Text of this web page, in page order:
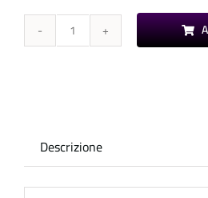
Miniantares
Descrizione